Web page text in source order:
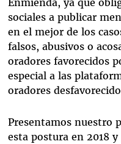
sociales a publicar
en el mejor de los
falsos, abusivos o
oradores favorecidos
especial a las
oradores
Presentamos nuestro
esta postura en 2018